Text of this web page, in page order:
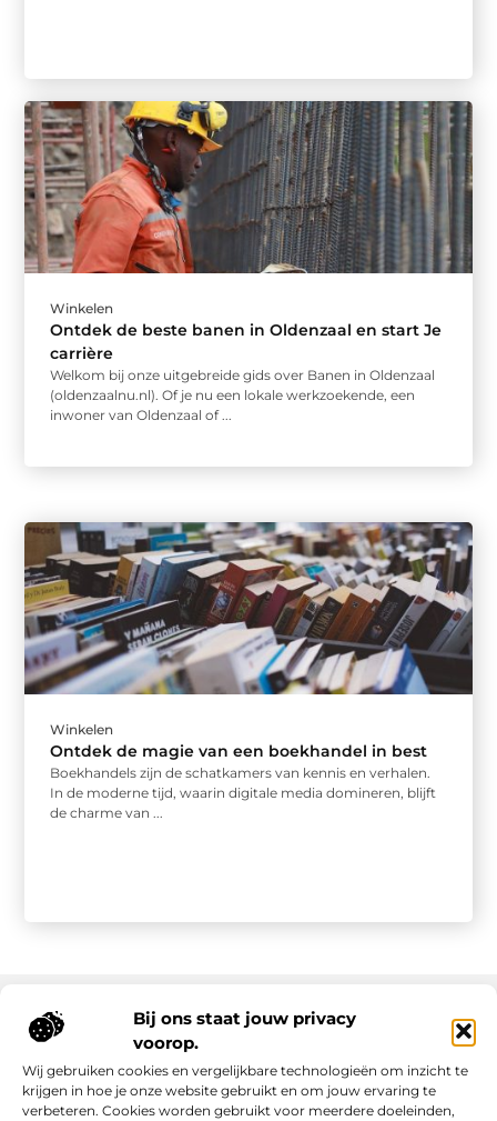
Bij ons staat jouw privacy
voorop.
Wij gebruiken cookies en vergelijkbare technologieën om inzicht te
krijgen in hoe je onze website gebruikt en om jouw ervaring te
verbeteren. Cookies worden gebruikt voor meerdere doeleinden,
Winkelen
Ontdek de beste banen in Oldenzaal en start Je
carrière
Welkom bij onze uitgebreide gids over Banen in Oldenzaal
(oldenzaalnu.nl). Of je nu een lokale werkzoekende, een
inwoner van Oldenzaal of ...
Winkelen
Ontdek de magie van een boekhandel in best
Boekhandels zijn de schatkamers van kennis en verhalen.
In de moderne tijd, waarin digitale media domineren, blijft
de charme van ...
Onze informatie